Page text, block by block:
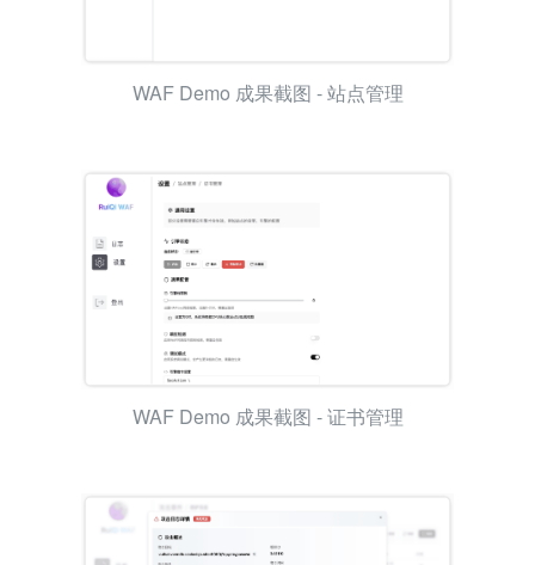
WAF Demo 成果截图 - 站点管理